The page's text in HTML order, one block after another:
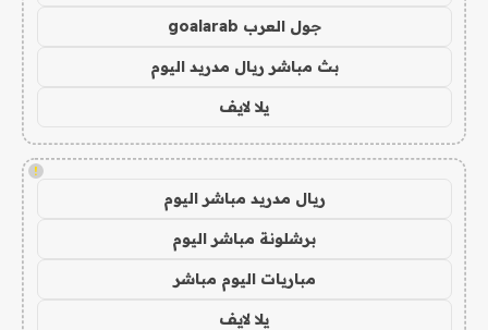
جول العرب goalarab
بث مباشر ريال مدريد اليوم
يلا لايف
!
ريال مدريد مباشر اليوم
برشلونة مباشر اليوم
مباريات اليوم مباشر
يلا لايف